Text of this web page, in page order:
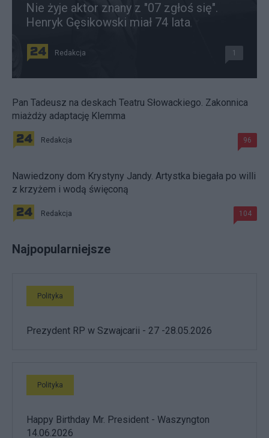
Nie żyje aktor znany z "07 zgłoś się".
Henryk Gęsikowski miał 74 lata
Redakcja 1
Pan Tadeusz na deskach Teatru Słowackiego. Zakonnica
miażdży adaptację Klemma
Redakcja 96
Nawiedzony dom Krystyny Jandy. Artystka biegała po willi
z krzyżem i wodą święconą
Redakcja 104
Najpopularniejsze
Polityka
Prezydent RP w Szwajcarii - 27 -28.05.2026
Polityka
Happy Birthday Mr. President - Waszyngton
14.06.2026